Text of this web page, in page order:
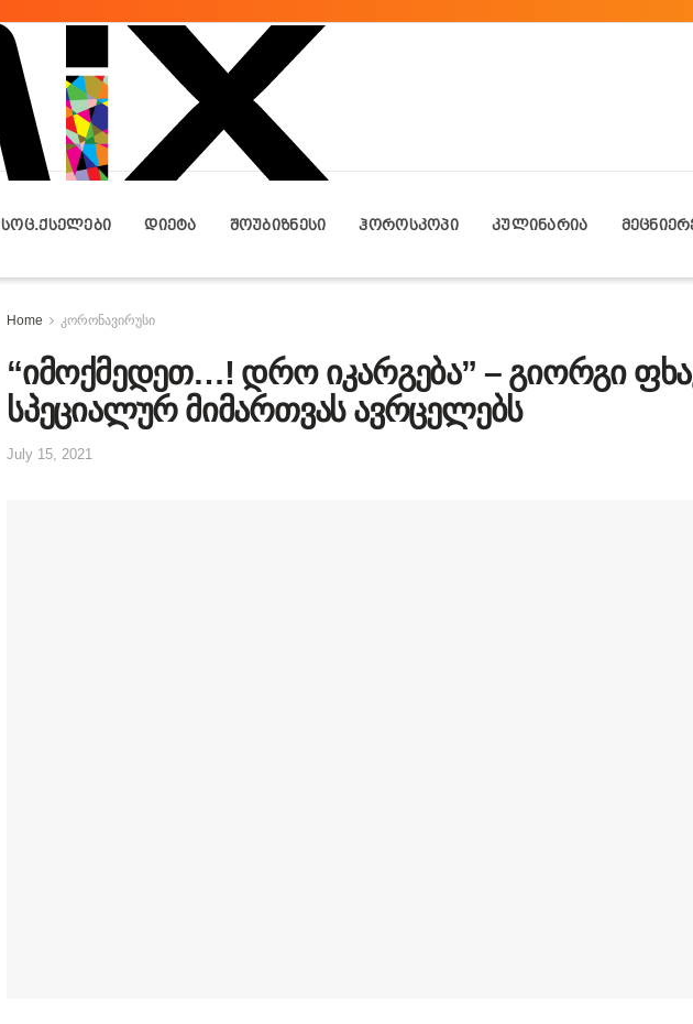
ᲡᲝᲪ.ᲥᲡᲔᲚᲔᲑᲘ ᲓᲘᲔᲢᲐ ᲨᲝᲣᲑᲘᲖᲜᲔᲡᲘ ᲰᲝᲠᲝᲡᲙᲝᲞᲘ ᲙᲣᲚᲘᲜᲐᲠᲘᲐ
Home კორონავირუსი
“იმოქმედეთ…! დრო იკარგება” – გიორგი
სპეციალურ მიმართვას ავრცელებს
July 15, 2021